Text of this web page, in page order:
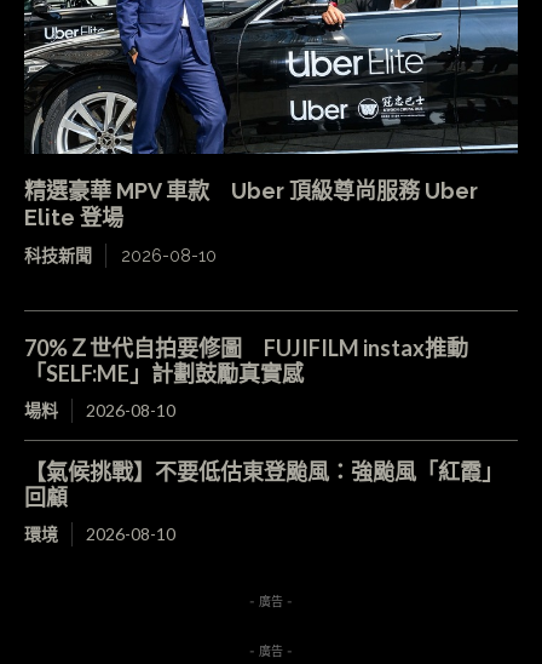
精選豪華 MPV 車款 Uber 頂級尊尚服務 Uber
Elite 登場
科技新聞 2026-08-10
70%Ｚ世代自拍要修圖 FUJIFILM instax推動
「SELF:ME」計劃鼓勵真實感
場料 2026-08-10
【氣候挑戰】不要低估東登颱風：強颱風「紅霞」
回顧
環境 2026-08-10
- 廣告 -
- 廣告 -